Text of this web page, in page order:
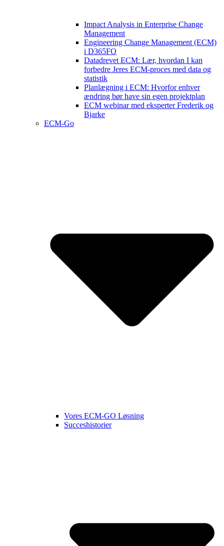
Impact Analysis in Enterprise Change
Management
Engineering Change Management (ECM)
i D365FO
Datadrevet ECM: Lær, hvordan I kan
forbedre Jeres ECM-proces med data og
statistik
Planlægning i ECM: Hvorfor enhver
ændring bør have sin egen projektplan
ECM webinar med eksperter Frederik og
Bjarke
ECM-Go
Vores ECM-GO Løsning
Succeshistorier